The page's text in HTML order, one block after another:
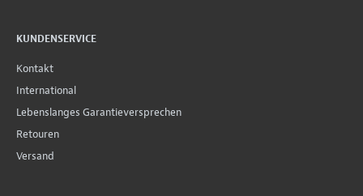
KUNDENSERVICE
Kontakt
International
Lebenslanges Garantieversprechen
Retouren
Versand